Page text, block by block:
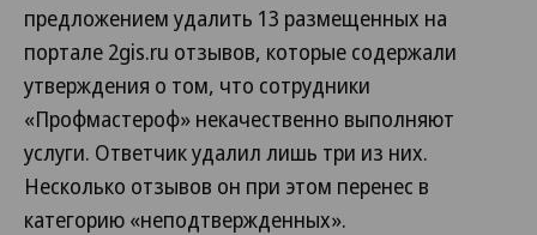
предложением удалить 13 размещенных на
портале 2gis.ru отзывов, которые содержали
утверждения о том, что сотрудники
«Профмастероф» некачественно выполняют
услуги. Ответчик удалил лишь три из них.
Несколько отзывов он при этом перенес в
категорию «неподтвержденных».